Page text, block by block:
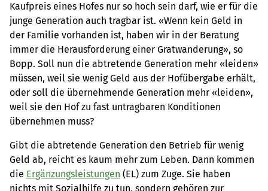
Kaufpreis eines Hofes nur so hoch sein darf, wie er für die
junge Generation auch tragbar ist. «Wenn kein Geld in
der Familie vorhanden ist, haben wir in der Beratung
immer die Herausforderung einer Gratwanderung», so
Bopp. Soll nun die abtretende Generation mehr «leiden»
müssen, weil sie wenig Geld aus der Hofübergabe erhält,
oder soll die übernehmende Generation mehr «leiden»,
weil sie den Hof zu fast untragbaren Konditionen
übernehmen muss?
Gibt die abtretende Generation den Betrieb für wenig
Geld ab, reicht es kaum mehr zum Leben. Dann kommen
die Ergänzungsleistungen (EL) zum Zuge. Sie haben
nichts mit Sozialhilfe zu tun, sondern gehören zur